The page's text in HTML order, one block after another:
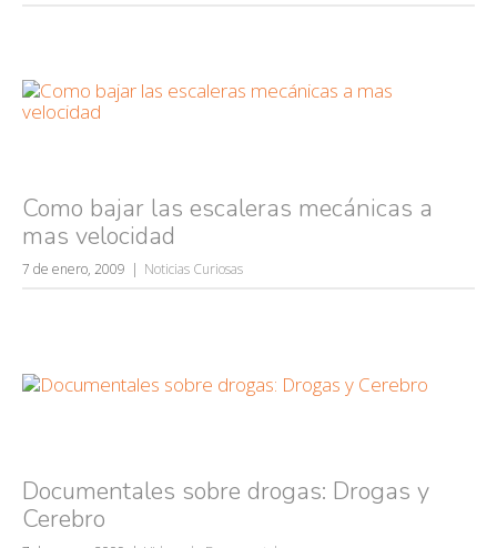
Como bajar las escaleras mecánicas a
mas velocidad
7 de enero, 2009 Noticias Curiosas
Documentales sobre drogas: Drogas y
Cerebro